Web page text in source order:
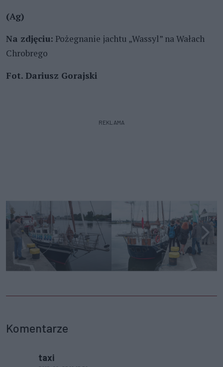
(Ag)
Na zdjęciu: Pożegnanie jachtu „Wassyl” na Wałach
Chrobrego
Fot. Dariusz Gorajski
REKLAMA
Komentarze
taxi